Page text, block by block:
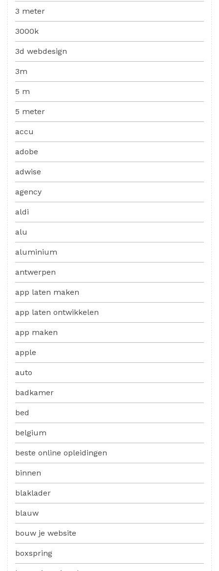
3 meter
3000k
3d webdesign
3m
5 m
5 meter
accu
adobe
adwise
agency
aldi
alu
aluminium
antwerpen
app laten maken
app laten ontwikkelen
app maken
apple
auto
badkamer
bed
belgium
beste online opleidingen
binnen
blaklader
blauw
bouw je website
boxspring